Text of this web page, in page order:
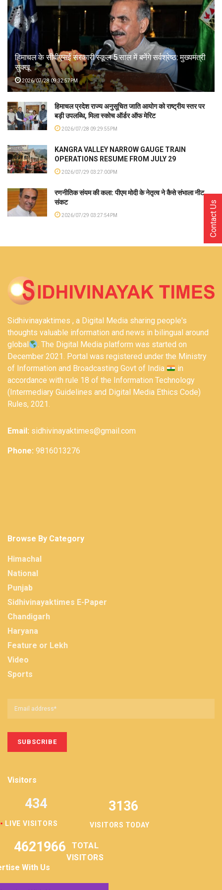
हिमाचल के सीबीएसई सरकारी स्कूल 5 साल में बनेंगे सर्वश्रेष्ठ: मुख्यमंत्री
सुक्खू
2026/07/28 09:32:57PM
हिमाचल प्रदेश राज्य अनुसूचित जाति आयोग को राष्ट्रीय स्तर पर
बड़ी उपलब्धि, मिला स्कोच ऑर्डर ऑफ मेरिट
2026/07/28 09:29:55PM
KANGRA VALLEY NARROW GAUGE TRAIN
OPERATIONS RESUME FROM JULY 29
2026/07/29 03:27:00PM
रणनीतिक संयम की कला: पीएम मोदी के नेतृत्व ने कैसे संभाला नीट
संकट
2026/07/29 03:27:54PM
Sidhivinayaktimes , a Digital Media sharing people's
thoughts valuable information and news in bilingual around
global
. The Digital Media platform was started on
December 2021. Portal was registered under the Ministry
of Information and Broadcasting Govt of India
in
accordance with rule 18 of the Information Technology
(Intermediary Guidelines and Digital Media Ethics Code)
Rules, 2021.
Email: sidhivinayaktimes@gmail.com
Phone: 9816013276
Browse By Category
Himachal
National
Punjab
Sidhivinayaktimes E-Paper
Chandigarh
Haryana
Feature or Lekh
Video
Sports
Visitors
LIVE VISITORS
434 3136
VISITORS TODAY
4621966
TOTAL
VISITORS
With Us
Contact Us